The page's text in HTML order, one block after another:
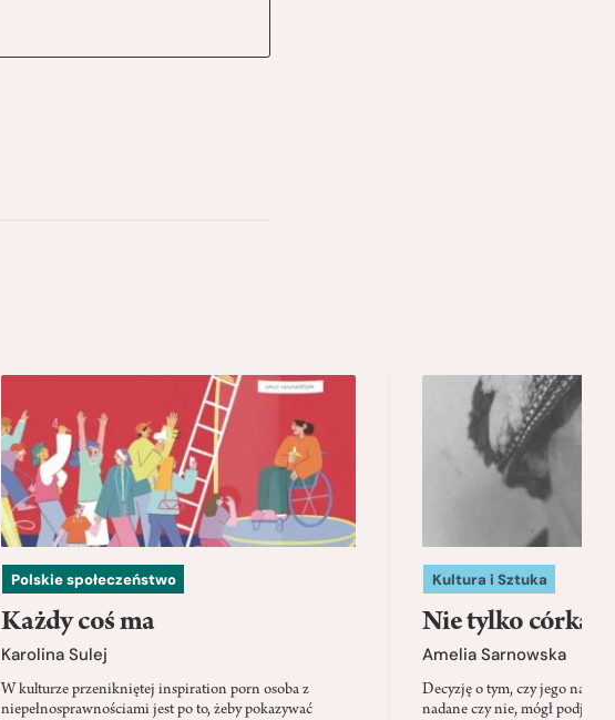
Polskie społeczeństwo
Każdy coś ma
Karolina Sulej
W kulturze przenikniętej inspiration porn osoba z
niepełnosprawnościami jest po to, żeby pokazywać
Kultura i Sztuka
Nie tylko córka
Amelia Sarnowska
Decyzję o tym, czy jego
nadane czy nie, mógł podjąć